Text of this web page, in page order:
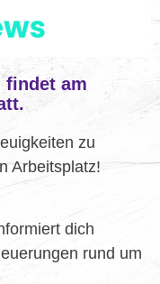
findet am
zu
Arbeitsplatz!
dich
rund um